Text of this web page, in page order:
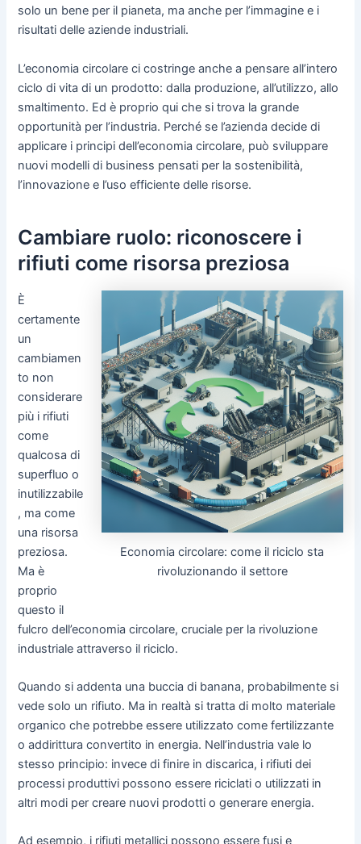
solo un bene per il pianeta, ma anche per l’immagine e i
risultati delle aziende industriali.
L’economia circolare ci costringe anche a pensare all’intero
ciclo di vita di un prodotto: dalla produzione, all’utilizzo, allo
smaltimento. Ed è proprio qui che si trova la grande
opportunità per l’industria. Perché se l’azienda decide di
applicare i principi dell’economia circolare, può sviluppare
nuovi modelli di business pensati per la sostenibilità,
l’innovazione e l’uso efficiente delle risorse.
Cambiare ruolo: riconoscere i
rifiuti come risorsa preziosa
Economia circolare: come il riciclo sta
rivoluzionando il settore
È
certamente
un
cambiamen
to non
considerare
più i rifiuti
come
qualcosa di
superfluo o
inutilizzabile
, ma come
una risorsa
preziosa.
Ma è
proprio
questo il
fulcro dell’economia circolare, cruciale per la rivoluzione
industriale attraverso il riciclo.
Quando si addenta una buccia di banana, probabilmente si
vede solo un rifiuto. Ma in realtà si tratta di molto materiale
organico che potrebbe essere utilizzato come fertilizzante
o addirittura convertito in energia. Nell’industria vale lo
stesso principio: invece di finire in discarica, i rifiuti dei
processi produttivi possono essere riciclati o utilizzati in
altri modi per creare nuovi prodotti o generare energia.